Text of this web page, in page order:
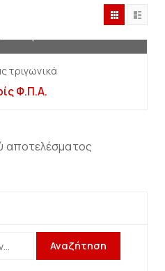
τριγωνικά
Φ.Π.Α.
αποτελέσματος
Αναζήτηση